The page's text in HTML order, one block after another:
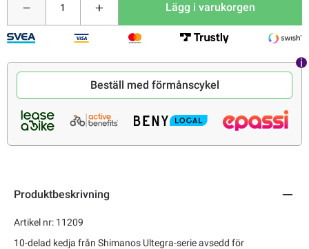
Lägg i varukorgen
Beställ med förmånscykel
Produktbeskrivning
Artikel nr: 11209
10-delad kedja från Shimanos Ultegra-serie avsedd för